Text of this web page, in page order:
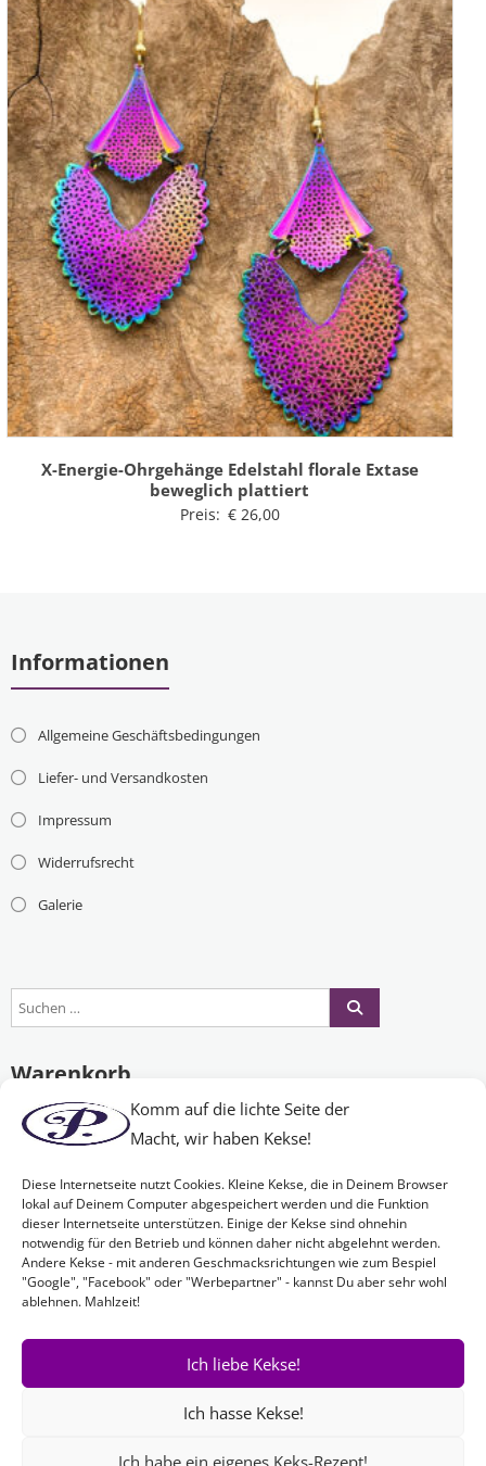
Komm auf die lichte Seite der
Macht, wir haben Kekse!
Diese Internetseite nutzt Cookies. Kleine Kekse, die in Deinem Browser
lokal auf Deinem Computer abgespeichert werden und die Funktion
dieser Internetseite unterstützen. Einige der Kekse sind ohnehin
notwendig für den Betrieb und können daher nicht abgelehnt werden.
Andere Kekse - mit anderen Geschmacksrichtungen wie zum Bespiel
"Google", "Facebook" oder "Werbepartner" - kannst Du aber sehr wohl
ablehnen. Mahlzeit!
Ich liebe Kekse!
Ich hasse Kekse!
Ich habe ein eigenes Keks-Rezept!
X-Energie-Ohrgehänge Edelstahl florale Extase
beweglich plattiert
Preis: €26,00
Informationen
Allgemeine Geschäftsbedingungen
Liefer- und Versandkosten
Impressum
Widerrufsrecht
Galerie
Warenkorb
Es befinden sich keine Produkte im Warenkorb.
Nichts Passendes gefunden?
Wenn Sie nach etwas Bestimmtem suchen oder gerne ein Produkt
Ihren Wünschen entsprechend anfertigen lassen möchten,
einfach!